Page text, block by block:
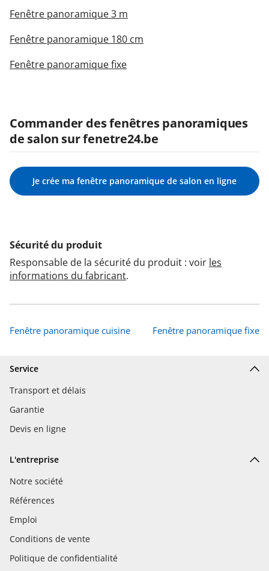
Fenêtre panoramique 3 m
Fenêtre panoramique 180 cm
Fenêtre panoramique fixe
Commander des fenêtres panoramiques
de salon sur fenetre24.be
Je crée ma fenêtre panoramique de salon en ligne
Sécurité du produit
Responsable de la sécurité du produit : voir les
informations du fabricant.
Fenêtre panoramique cuisine Fenêtre panoramique fixe
Service
Transport et délais
Garantie
Devis en ligne
L'entreprise
Notre société
Références
Emploi
Conditions de vente
Politique de confidentialité